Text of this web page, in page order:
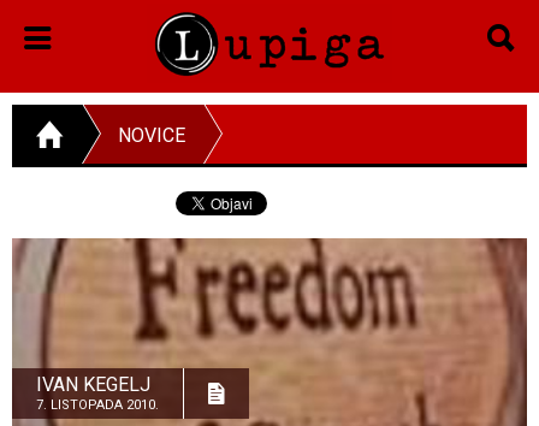
NOVICE
IVAN KEGELJ
7. LISTOPADA 2010.